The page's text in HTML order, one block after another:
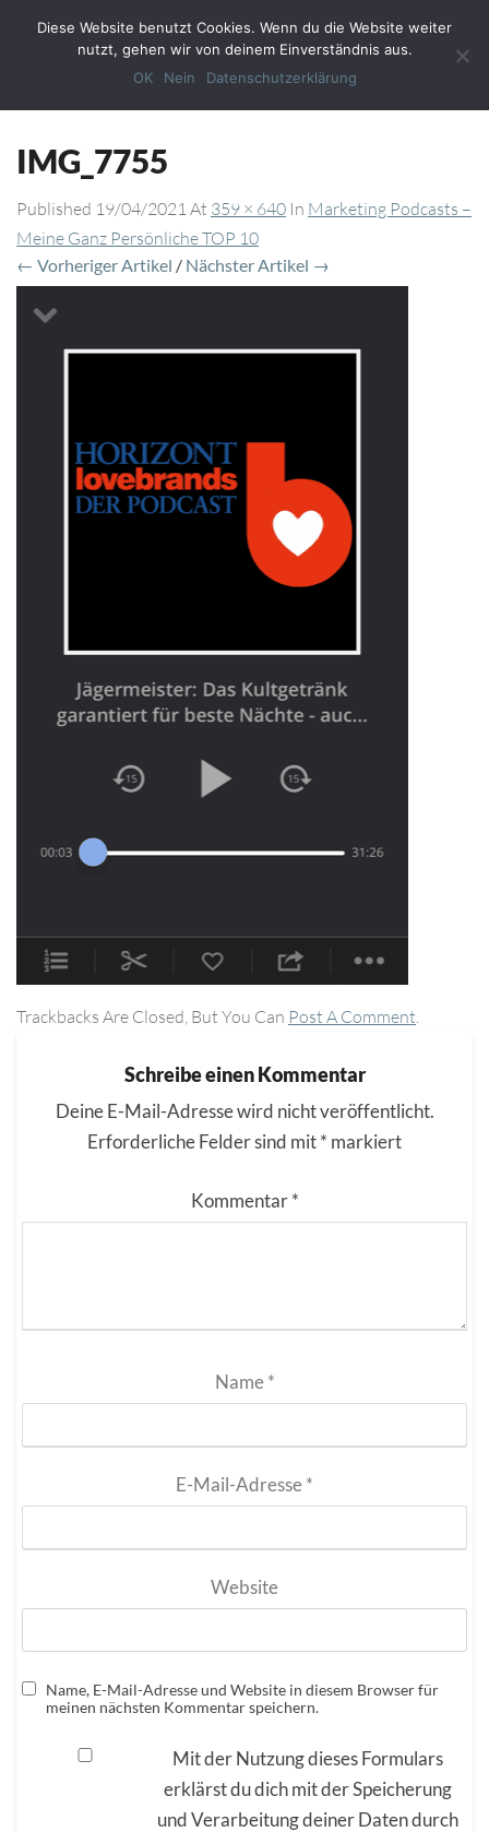
Toggle
IMG_7755
Published 19/04/2021At 359 × 640 In Marketing Podcasts –
Meine Ganz Persönliche TOP 10
← Vorheriger Artikel / Nächster Artikel →
Trackbacks Are Closed, But You Can Post A Comment.
Schreibe einen Kommentar
Deine E-Mail-Adresse wird nicht veröffentlicht.
Erforderliche Felder sind mit* markiert
Kommentar*
Name*
E-Mail-Adresse*
Website
Name, E-Mail-Adresse und Website in diesem Browser für
meinen nächsten Kommentar speichern.
Mit der Nutzung dieses Formulars
erklärst du dich mit der Speicherung
und Verarbeitung deiner Daten durch
Diese Website benutzt Cookies. Wenn du die Website weiter
nutzt, gehen wir von deinem Einverständnis aus.
OK
Nein Datenschutzerklärung